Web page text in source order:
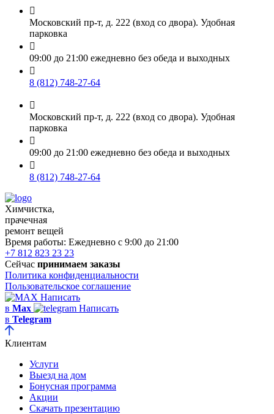

Московский пр-т, д. 222 (вход со двора). Удобная
парковка

09:00 до 21:00 ежедневно без обеда и выходных

8 (812) 748-27-64

Московский пр-т, д. 222 (вход со двора). Удобная
парковка

09:00 до 21:00 ежедневно без обеда и выходных

8 (812) 748-27-64
Химчистка,
прачечная
ремонт вещей
Время работы: Ежедневно с 9:00 до 21:00
+7 812 823 23 23
Сейчас принимаем заказы
Политика конфиденциальности
Пользовательское соглашение
Написать
в Max
Написать
в Telegram
Клиентам
Услуги
Выезд на дом
Бонусная программа
Акции
Скачать презентацию